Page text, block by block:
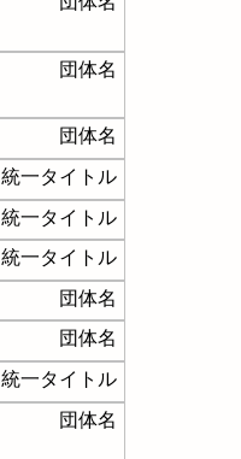
団体名
団体名
統一タイトル
統一タイトル
統一タイトル
団体名
団体名
統一タイトル
団体名